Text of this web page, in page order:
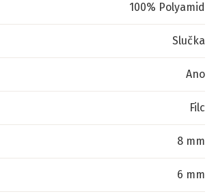
100% Polyamid
Slučka
Ano
Filc
8 mm
6 mm